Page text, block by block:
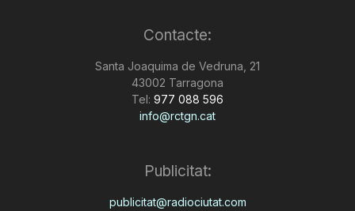
Contacte:
Santa Joaquima de Vedruna, 21
43002 Tarragona
Tel: 977 088 596
info@rctgn.cat
Publicitat:
publicitat@radiociutat.com